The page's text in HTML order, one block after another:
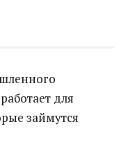
для
займутся